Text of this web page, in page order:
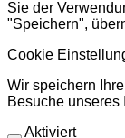
Sie der
"Speichern",
Cookie
Wir speichern
Besuche unseres
Aktiviert